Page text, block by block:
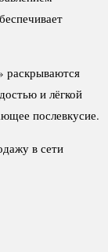
раскрываются
и лёгкой
послевкусие.
в сети